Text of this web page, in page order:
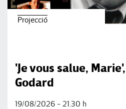
Projecció
'Je vous salue,
Godard
19/08/2026 - 21.30 h